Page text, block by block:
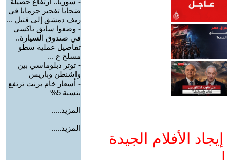
الأفلام الجيدة
ضحايا تفجير جرمانا في
ريف دمشق إلى قتيل ...
- وضعوا سائق تاكسي
في صندوق السيارة..
تفاصيل عملية سطو
مسلح ع ...
- توتر دبلوماسي بين
واشنطن وباريس
- أسعار خام برنت ترتفع
بنسبة 5%
المزيد.....
المزيد.....